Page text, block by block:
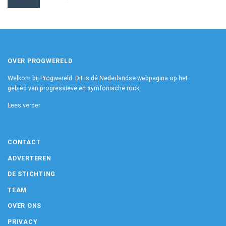
OVER PROGWERELD
Welkom bij Progwereld. Dit is dé Nederlandse webpagina op het
gebied van progressieve en symfonische rock.
Lees verder
CONTACT
ADVERTEREN
DE STICHTING
TEAM
OVER ONS
PRIVACY